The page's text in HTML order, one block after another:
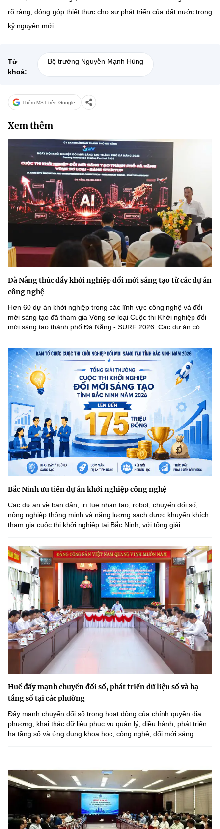
rõ ràng, đóng góp thiết thực cho sự phát triển của đất nước trong
kỷ nguyên mới.
Từ
khoá:
Bộ trưởng Nguyễn Mạnh Hùng
Thêm MST trên Google
Xem thêm
Đà Nẵng thúc đẩy khởi nghiệp đổi mới sáng tạo từ các dự án
công nghệ
Hơn 60 dự án khởi nghiệp trong các lĩnh vực công nghệ và đổi
mới sáng tạo đã tham gia Vòng sơ loại Cuộc thi Khởi nghiệp đổi
mới sáng tạo thành phố Đà Nẵng - SURF 2026. Các dự án có...
Bắc Ninh ưu tiên dự án khởi nghiệp công nghệ
Các dự án về bán dẫn, trí tuệ nhân tạo, robot, chuyển đổi số,
nông nghiệp thông minh và năng lượng sạch được khuyến khích
tham gia cuộc thi khởi nghiệp tại Bắc Ninh, với tổng giải...
Huế đẩy mạnh chuyển đổi số, phát triển dữ liệu số và hạ
tầng số tại các phường
Đẩy mạnh chuyển đổi số trong hoạt động của chính quyền địa
phương, khai thác dữ liệu phục vụ quản lý, điều hành, phát triển
hạ tầng số và ứng dụng khoa học, công nghệ, đổi mới sáng...